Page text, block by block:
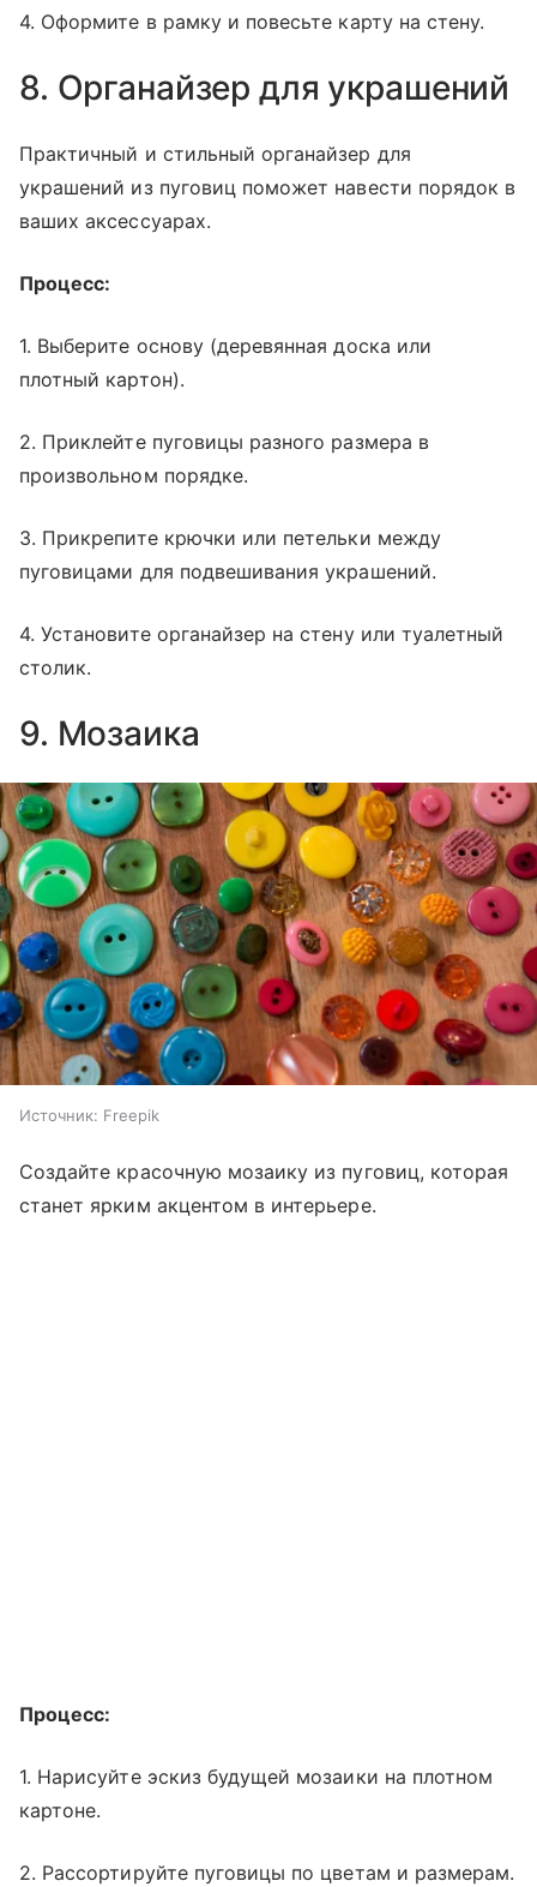
4. Оформите в рамку и повесьте карту на стену.
8. Органайзер для украшений
Практичный и стильный органайзер для
украшений из пуговиц поможет навести порядок в
ваших аксессуарах.
Процесс:
1. Выберите основу (деревянная доска или
плотный картон).
2. Приклейте пуговицы разного размера в
произвольном порядке.
3. Прикрепите крючки или петельки между
пуговицами для подвешивания украшений.
4. Установите органайзер на стену или туалетный
столик.
9. Мозаика
Источник: Freepik
Создайте красочную мозаику из пуговиц, которая
станет ярким акцентом в интерьере.
Процесс:
1. Нарисуйте эскиз будущей мозаики на плотном
картоне.
2. Рассортируйте пуговицы по цветам и размерам.